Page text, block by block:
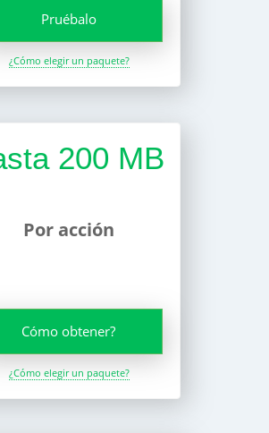
Pruébalo
¿Cómo elegir un paquete?
200 MB
Por acción
Cómo obtener?
¿Cómo elegir un paquete?